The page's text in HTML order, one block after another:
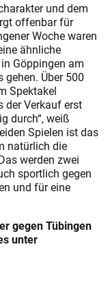
und dem
offenbar für
Woche waren
ähnliche
Göppingen am
Über 500
Spektakel
der Verkauf erst
durch“, weiß
Spielen ist das
natürlich die
werden zwei
sportlich gegen
und für eine
gegen Tübingen
unter